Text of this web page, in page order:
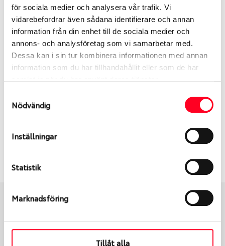
för sociala medier och analysera vår trafik. Vi
vidarebefordrar även sådana identifierare och annan
information från din enhet till de sociala medier och
annons- och analysföretag som vi samarbetar med.
Dessa kan i sin tur kombinera informationen med annan
information som du har tillhandahållit eller som de har
Nödvändig
Inställningar
Statistik
Marknadsföring
Tillåt alla
Passar detta däck min bil?
Ange registreringsnummer för att se om det däck
du valt passar din bilmodell. Om du köper däck som
skall sättas på dina befintliga fälgar, se till att kolla
årens lopp och inte vara samma dimension som
Boka och hämta hos Däckspecialen